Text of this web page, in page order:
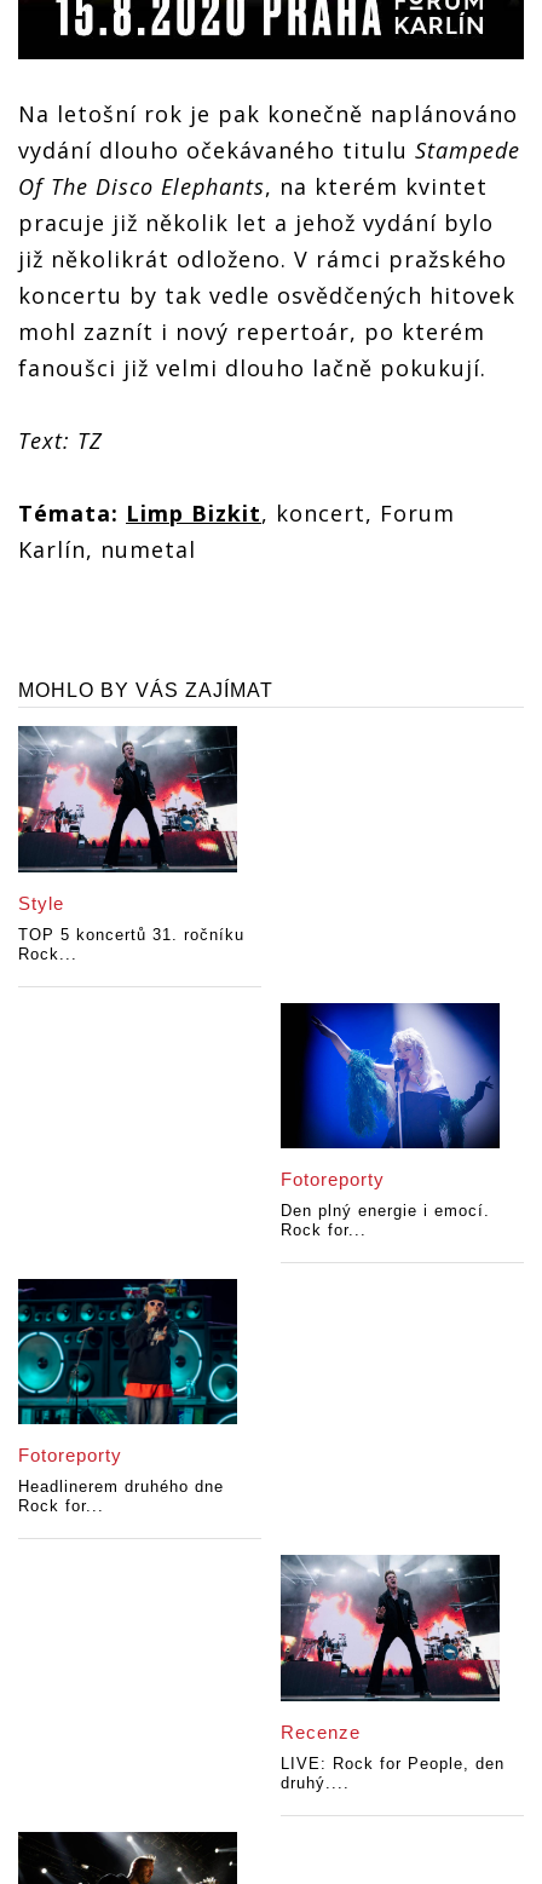
Na letošní rok je pak konečně naplánováno
vydání dlouho očekávaného titulu Stampede
Of The Disco Elephants, na kterém kvintet
pracuje již několik let a jehož vydání bylo
již několikrát odloženo. V rámci pražského
koncertu by tak vedle osvědčených hitovek
mohl zaznít i nový repertoár, po kterém
fanoušci již velmi dlouho lačně pokukují.
Text: TZ
Témata: Limp Bizkit, koncert, Forum
Karlín, numetal
MOHLO BY VÁS ZAJÍMAT
Style
TOP 5 koncertů 31. ročníku
Rock...
Fotoreporty
Den plný energie i emocí.
Rock for...
Fotoreporty
Headlinerem druhého dne
Rock for...
Recenze
LIVE: Rock for People, den
druhý....